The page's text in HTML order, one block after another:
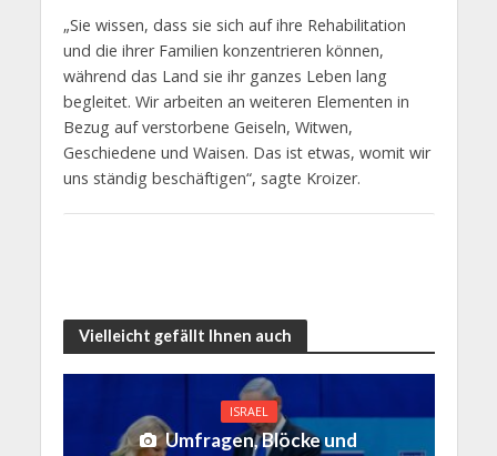
„Sie wissen, dass sie sich auf ihre Rehabilitation
und die ihrer Familien konzentrieren können,
während das Land sie ihr ganzes Leben lang
begleitet. Wir arbeiten an weiteren Elementen in
Bezug auf verstorbene Geiseln, Witwen,
Geschiedene und Waisen. Das ist etwas, womit wir
uns ständig beschäftigen“, sagte Kroizer.
Vielleicht gefällt Ihnen auch
ISRAEL
Umfragen, Blöcke und